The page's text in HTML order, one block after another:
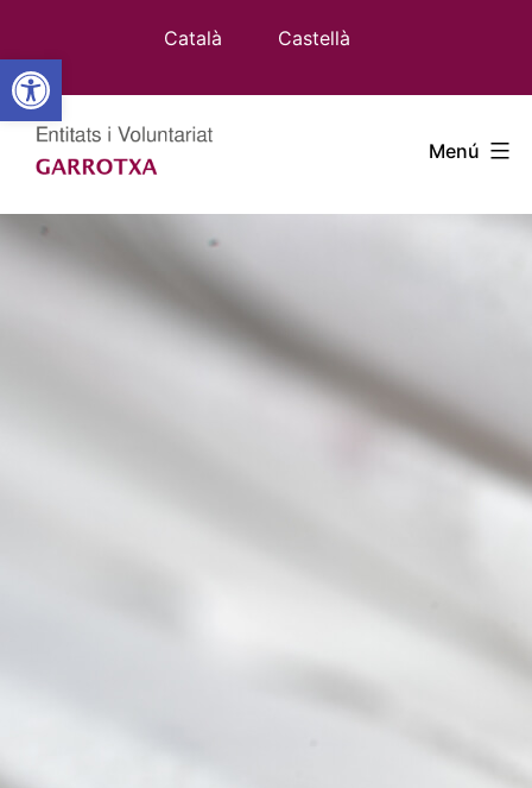
Obre la barra d'eines
al
contingut
Català Castellà
Menú